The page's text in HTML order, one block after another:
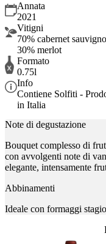
Annata
2021
Vitigni
70% cabernet
30% merlot
Formato
0.75l
Info
Contiene Solfiti -
in Italia
Note di degustazione
Bouquet complesso di
con avvolgenti note di
elegante, intensamente
Abbinamenti
Ideale con formaggi